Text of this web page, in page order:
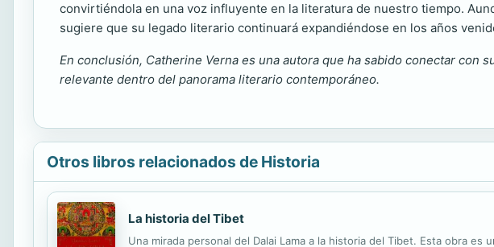
convirtiéndola en una voz influyente en la literatura de nuestro tiempo.
sugiere que su legado literario continuará expandiéndose en los años
En conclusión, Catherine Verna es una autora que ha sabido conectar
relevante dentro del panorama literario contemporáneo.
Otros libros relacionados de Historia
La historia del Tibet
Una mirada personal del Dalai Lama a la historia del Tibet. Esta obra